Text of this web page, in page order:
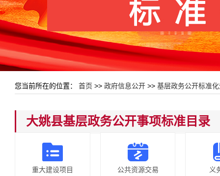
您当前所在的位置： 首页 >> 政府信息公开 >> 基层政务公开标准
大姚县基层政务公开事项标准目录
重大建设项目 公共资源交易 义